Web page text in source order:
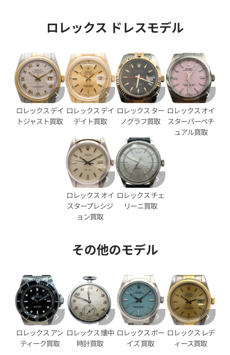
イデイト 40 228238A オニ
点の参考買取価格です
ロレックス デイデイト 40
ャンパン文字盤
参考買取価格
11,010,000円
※2026年7月時点の参考買取価
イデイト 40 228348RBR パ
ンド文字盤
点の参考買取価格です
ロレックス デイデイト 40
ラック文字盤
参考買取価格
12,110,000円
※2026年7月時点の参考買取価
ロレックス ドレスモデル
ロレックス デイ
トジャスト買取
ロレックス デイ
デイト買取
ロレックス ター
ノグラフ買取
ロレックス オイ
スターパーペチ
ュアル買取
ロレックス オイ
スタープレシジ
ョン買取
ロレックス チェ
リーニ買取
その他のモデル
ロレックス アン
ティーク買取
ロレックス 懐中
時計買取
ロレックス ボー
イズ 買取
ロレックス レデ
ィース買取